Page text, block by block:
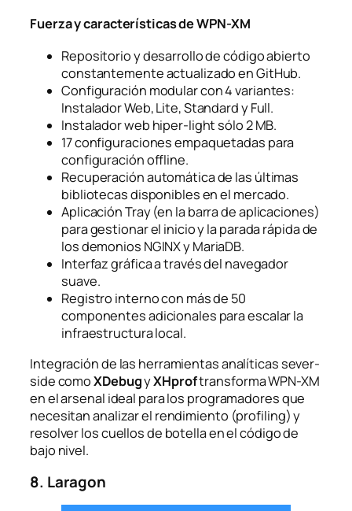
Fuerza y características de WPN-XM
Repositorio y desarrollo de código abierto
constantemente actualizado en GitHub.
Configuración modular con 4 variantes:
Instalador Web, Lite, Standard y Full.
Instalador web hiper-light sólo 2 MB.
17 configuraciones empaquetadas para
configuración offline.
Recuperación automática de las últimas
bibliotecas disponibles en el mercado.
AplicaciónTray(en la barra de aplicaciones)
para gestionar el inicio y la parada rápida de
los demonios NGINX y MariaDB.
Interfaz gráfica a través del navegador
suave.
Registro interno con más de 50
componentes adicionales para escalar la
infraestructura local.
Integración de las herramientas analíticas sever-
side comoXDebugyXHproftransforma WPN-XM
en el arsenal ideal para los programadores que
necesitan analizar el rendimiento (profiling) y
resolver los cuellos de botella en el código de
bajo nivel.
8. Laragon